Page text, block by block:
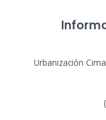
Urbanización